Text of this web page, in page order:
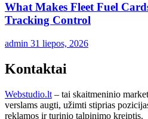
What Makes Fleet Fuel
Tracking Control
admin 31 liepos, 2026
Kontaktai
Webstudio.lt – tai skaitmeninio
verslams augti, užimti stiprias
reklamos ir turinio talpinimo kreiptis.